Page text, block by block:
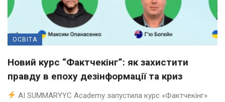
ОСВІТА
Новий курс “Фактчекінг”: як захистити
правду в епоху дезінформації та криз
AI SUMMARYYC Academy запустила курс «Фактчекінг»